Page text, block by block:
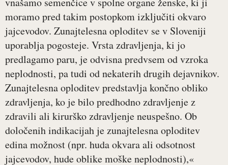
moramo pred takim postopkom izključiti okvaro
jajcevodov. Zunajtelesna oploditev se v Sloveniji
uporablja pogosteje. Vrsta zdravljenja, ki jo
predlagamo paru, je odvisna predvsem od vzroka
neplodnosti, pa tudi od nekaterih drugih dejavnikov.
Zunajtelesna oploditev predstavlja končno obliko
zdravljenja, ko je bilo predhodno zdravljenje z
zdravili ali kirurško zdravljenje neuspešno. Ob
določenih indikacijah je zunajtelesna oploditev
edina možnost (npr. huda okvara ali odsotnost
jajcevodov, hude oblike moške neplodnosti),«